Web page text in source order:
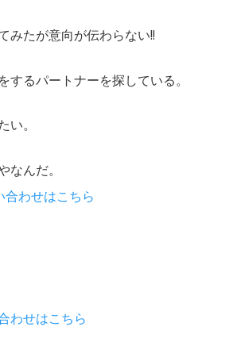
みたが意向が伝わらない!!
するパートナーを探している。
い。
なんだ。
合わせはこちら
わせはこちら